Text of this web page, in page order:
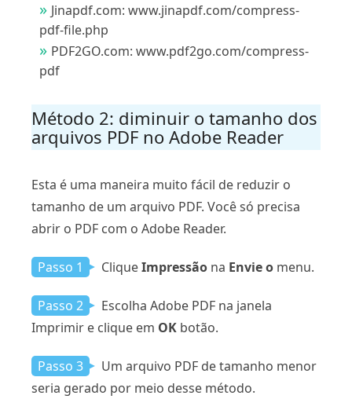
Jinapdf.com: www.jinapdf.com/compress-
pdf-file.php
PDF2GO.com: www.pdf2go.com/compress-
pdf
Método 2: diminuir o tamanho dos
arquivos PDF no Adobe Reader
Esta é uma maneira muito fácil de reduzir o
tamanho de um arquivo PDF. Você só precisa
abrir o PDF com o Adobe Reader.
Passo 1 CliqueImpressão na Envie o menu.
Passo 2
Escolha Adobe PDF na janela
Imprimir e clique em OK botão.
Passo 3
Um arquivo PDF de tamanho menor
seria gerado por meio desse método.